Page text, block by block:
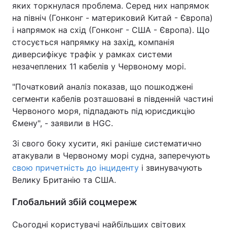
Тема оформлення
яких торкнулася проблема. Серед них напрямок
на північ (Гонконг - материковий Китай - Європа)
і напрямок на схід (Гонконг - США - Європа). Що
стосується напрямку на захід, компанія
диверсифікує трафік у рамках системи
незачеплених 11 кабелів у Червоному морі.
"Початковий аналіз показав, що пошкоджені
сегменти кабелів розташовані в південній частині
Червоного моря, підпадають під юрисдикцію
Ємену", - заявили в HGC.
Зі свого боку хусити, які раніше систематично
атакували в Червоному морі судна, заперечують
свою причетність до інциденту і звинувачують
Велику Британію та США.
Глобальний збій соцмереж
Сьогодні користувачі найбільших світових